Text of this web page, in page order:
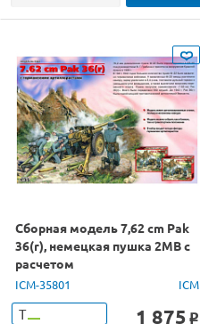
Сборная модель 7,62 cm Pak
36(r), немецкая пушка 2МВ с
расчетом
ICM-35801 ICM
Т 1 875 o